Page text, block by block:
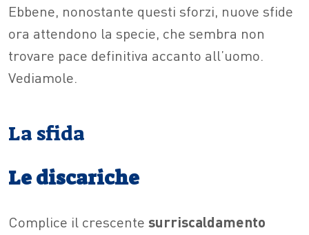
Ebbene, nonostante questi sforzi, nuove sfide
ora attendono la specie, che sembra non
trovare pace definitiva accanto all’uomo.
Vediamole.
La sfida
Le discariche
Complice il crescente surriscaldamento